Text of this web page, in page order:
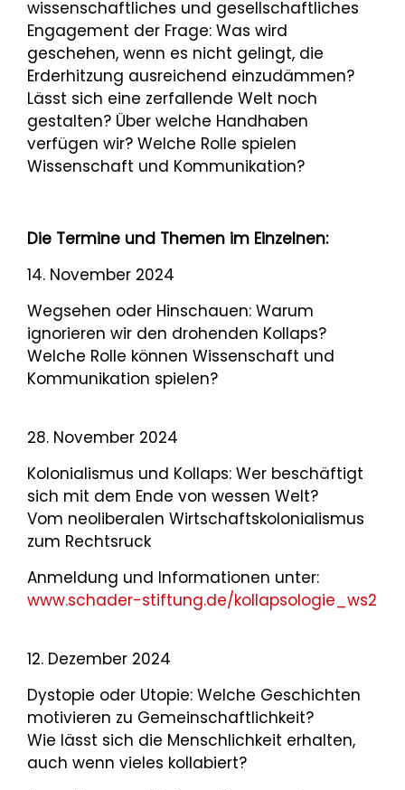
wissenschaftliches und gesellschaftliches
Engagement der Frage: Was wird
geschehen, wenn es nicht gelingt, die
Erderhitzung ausreichend einzudämmen?
Lässt sich eine zerfallende Welt noch
gestalten? Über welche Handhaben
verfügen wir? Welche Rolle spielen
Wissenschaft und Kommunikation?
Die Termine und Themen im Einzelnen:
14. November 2024
Wegsehen oder Hinschauen: Warum
ignorieren wir den drohenden Kollaps?
Welche Rolle können Wissenschaft und
Kommunikation spielen?
28. November 2024
Kolonialismus und Kollaps: Wer beschäftigt
sich mit dem Ende von wessen Welt?
Vom neoliberalen Wirtschaftskolonialismus
zum Rechtsruck
Anmeldung und Informationen unter:
www.schader-stiftung.de/kollapsologie_ws2
12. Dezember 2024
Dystopie oder Utopie: Welche Geschichten
motivieren zu Gemeinschaftlichkeit?
Wie lässt sich die Menschlichkeit erhalten,
auch wenn vieles kollabiert?